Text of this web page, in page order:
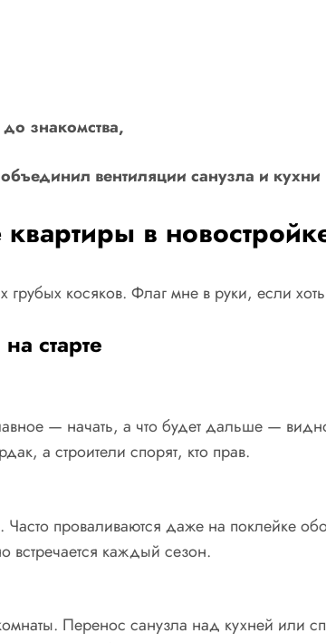
знакомства,
вентиляции санузла и
в
косяков. Флаг мне в руки, если
старте
— начать, а что будет дальше —
а строители спорят, кто прав.
проваливаются даже на поклейке
встречается каждый сезон.
Перенос санузла над кухней или